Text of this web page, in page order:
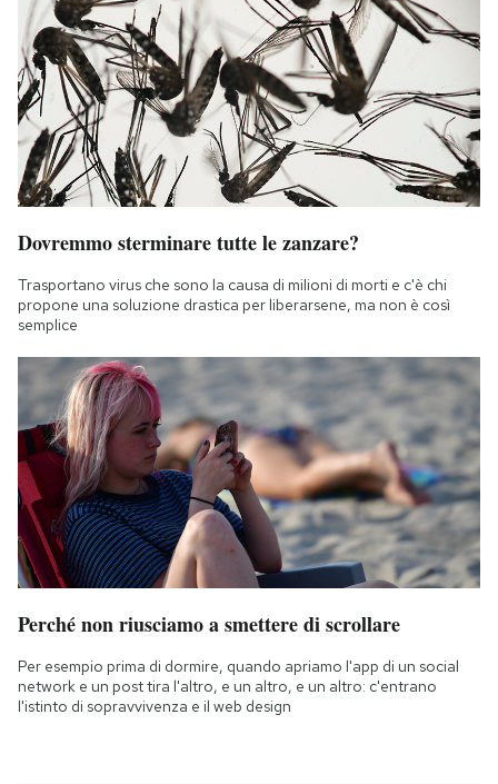
Dovremmo sterminare tutte le zanzare?
Trasportano virus che sono la causa di milioni di morti e c'è chi
propone una soluzione drastica per liberarsene, ma non è così
semplice
Perché non riusciamo a smettere di scrollare
Per esempio prima di dormire, quando apriamo l'app di un social
network e un post tira l'altro, e un altro, e un altro: c'entrano
l'istinto di sopravvivenza e il web design